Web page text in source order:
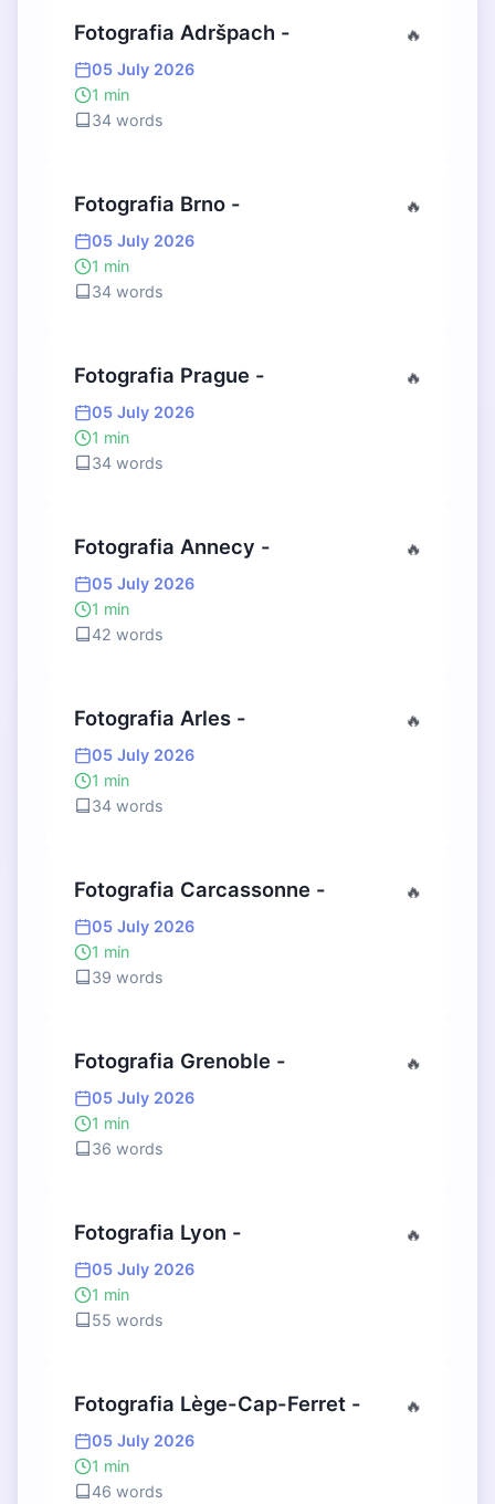
Fotografia Adršpach - 🔥
05 July 2026
1 min
34 words
Fotografia Brno - 🔥
05 July 2026
1 min
34 words
Fotografia Prague - 🔥
05 July 2026
1 min
34 words
Fotografia Annecy - 🔥
05 July 2026
1 min
42 words
Fotografia Arles - 🔥
05 July 2026
1 min
34 words
Fotografia Carcassonne - 🔥
05 July 2026
1 min
39 words
Fotografia Grenoble - 🔥
05 July 2026
1 min
36 words
Fotografia Lyon - 🔥
05 July 2026
1 min
55 words
Fotografia Lège-Cap-Ferret - 🔥
05 July 2026
1 min
46 words